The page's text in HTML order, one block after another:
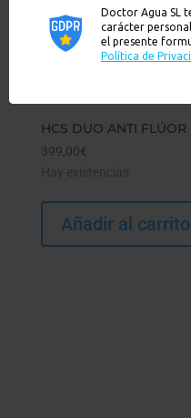
HCS DUO ANTI FLÚOR
399,00€
Hay existencias
Añadir al carrito